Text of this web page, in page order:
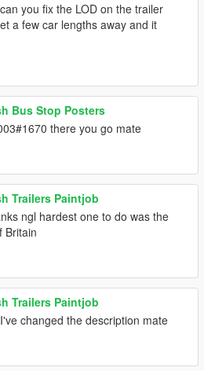
you fix the LOD on the trailer
a few car lengths away and it
Bus Stop Posters
there you go mate
Trailers Paintjob
ngl hardest one to do was the
Britain
Trailers Paintjob
I've changed the description mate